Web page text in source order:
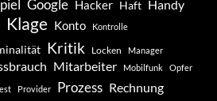
Google Hacker Haft Handy
Klage Konto Kontrolle
Kritik Locken Manager
Mitarbeiter Mobilfunk Opfer
Provider Prozess Rechnung